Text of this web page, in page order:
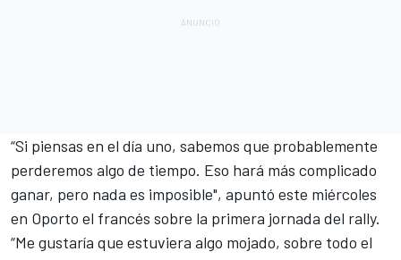
“Si piensas en el día uno, sabemos que probablemente
perderemos algo de tiempo. Eso hará más complicado
ganar, pero nada es imposible", apuntó este miércoles
en Oporto el francés sobre la primera jornada del rally.
“Me gustaría que estuviera algo mojado, sobre todo el